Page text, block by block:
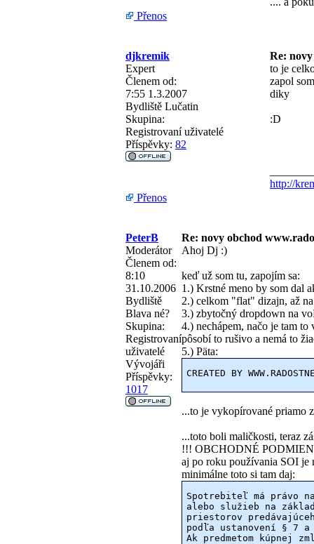
Přenos
djkremik
Re:
Expert
Členem od:
7:55 1.3.2007
Bydliště Lučatin
Skupina:
Registrovaní uživatelé
Příspěvky: 82
to je
zapol
diky
:D
http://
Přenos
PeterB
Re: novy obchod
Moderátor
Členem od:
8:10
31.10.2006
Bydliště
Blava né?
Skupina:
Registrovaní
uživatelé
Vývojáři
Příspěvky:
1017
Ahoj Dj :)
keď už som tu, zapojím sa:
1.) Krstné meno by som dal
2.) celkom "flat" dizajn, až
3.) zbytočný dropdown na
4.) nechápem, načo je tam
pôsobí to rušivo a nemá to
5.) Päta:
CREATED BY
...to je vykopírované priamo
...toto boli maličkosti, teraz
!!! OBCHODNÉ
aj po roku používania SOI je
minimálne toto si tam daj:
Spotrebiteľ má právo
alebo služieb na
priestorov
podľa ustanovení § 7
Ak predmetom kúpnej